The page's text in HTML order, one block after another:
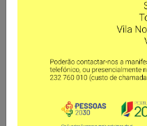
Desde 2000 que a ASSOL edita
principal objetivo partilhar os
na vida das pessoas apoiadas
apoiadas, parceiros e sócios.